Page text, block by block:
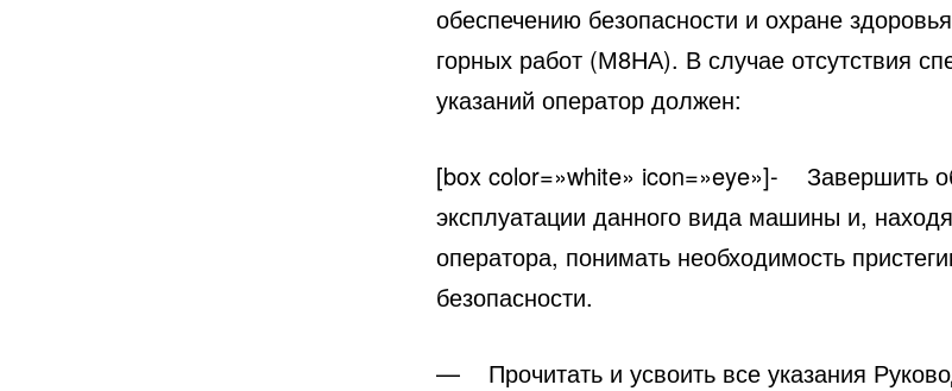
обеспечению безопасности и охране
горных работ (М8НА). В случае отсутствия
указаний оператор должен:
[box color=»white» icon=»eye»]- Завершить
эксплуатации данного вида машины и,
оператора, понимать необходимость
безопасности.
— Прочитать и усвоить все указания